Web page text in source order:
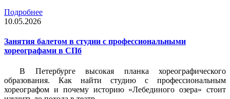
Подробнее
10.05.2026
Занятия балетом в студии с профессиональными
хореографами в СПб
В Петербурге высокая планка хореографического
образования. Как найти студию с профессиональным
хореографом и почему историю «Лебединого озера» стоит